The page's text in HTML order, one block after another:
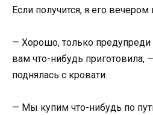
Если получится, я его вечером
— Хорошо, только предупреди
вам что-нибудь приготовила,
поднялась с кровати.
— Мы купим что-нибудь по